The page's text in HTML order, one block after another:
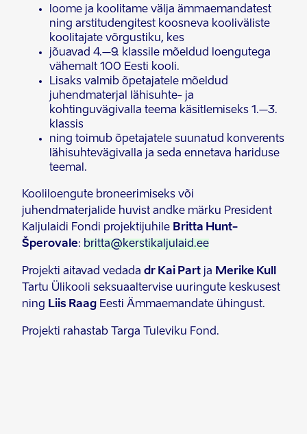
loome ja koolitame välja ämmaemandatest
ning arstitudengitest koosneva kooliväliste
koolitajate võrgustiku, kes
jõuavad 4.–9. klassile mõeldud loengutega
vähemalt 100 Eesti kooli.
Lisaks valmib õpetajatele mõeldud
juhendmaterjal lähisuhte- ja
kohtinguvägivalla teema käsitlemiseks 1.–3.
klassis
ning toimub õpetajatele suunatud konverents
lähisuhtevägivalla ja seda ennetava hariduse
teemal.
Kooliloengute broneerimiseks või
juhendmaterjalide huvist andke märku President
Kaljulaidi Fondi projektijuhile Britta Hunt-
Šperovale: britta@kerstikaljulaid.ee
Projekti aitavad vedada dr Kai Part ja Merike Kull
Tartu Ülikooli seksuaaltervise uuringute keskusest
ning Liis Raag Eesti Ämmaemandate ühingust.
Projekti rahastab Targa Tuleviku Fond.